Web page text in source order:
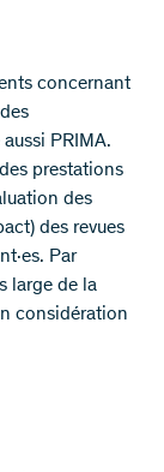
concernant
PRIMA.
prestations
des
des revues
Par
large de la
considération